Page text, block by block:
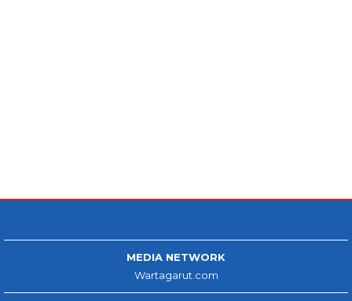
MEDIA NETWORK
Wartagarut.com